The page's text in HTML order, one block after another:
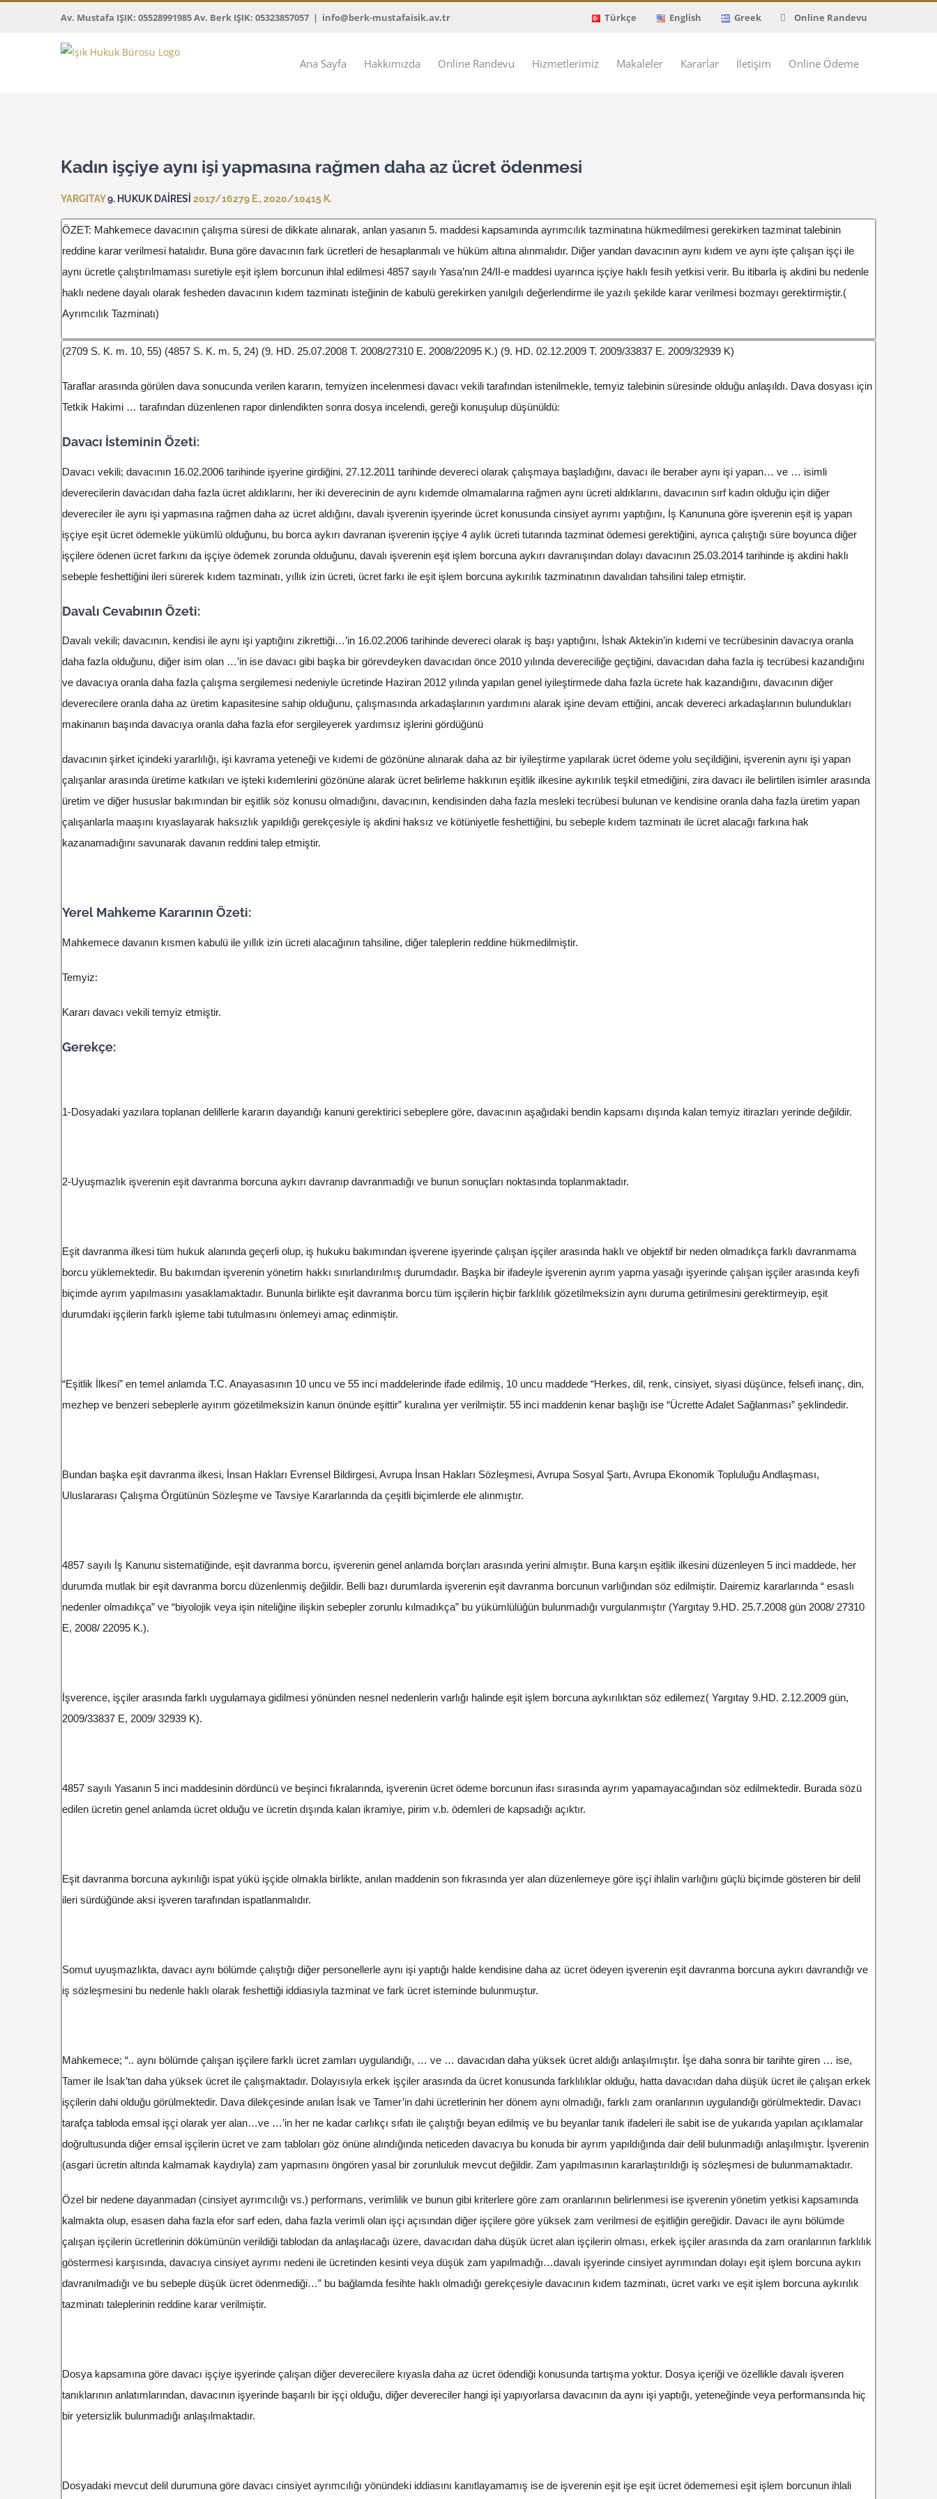
Av. Mustafa IŞIK: 05528991985 Av. Berk IŞIK: 05323857057 | info@berk-mustafaisik.av.tr Türkçe English Greek Online Randevu
Ana Sayfa Hakkımızda Online Randevu Hizmetlerimiz Makaleler Kararlar İletişim Online Ödeme
Larger
Kadın işçiye aynı işi yapmasına rağmen daha az ücret ödenmesi
YARGITAY9. HUKUK DAİRESİ 2017/16279 E., 2020/10415 K.
ÖZET: Mahkemece davacının çalışma süresi de dikkate alınarak, anlan yasanın 5. maddesi kapsamında ayrımcılık tazminatına hükmedilmesi gerekirken tazminat talebinin
reddine karar verilmesi hatalıdır. Buna göre davacının fark ücretleri de hesaplanmalı ve hüküm altına alınmalıdır. Diğer yandan davacının aynı kıdem ve aynı işte çalışan işçi ile
aynı ücretle çalıştırılmaması suretiyle eşit işlem borcunun ihlal edilmesi 4857 sayılı Yasa’nın 24/II-e maddesi uyarınca işçiye haklı fesih yetkisi verir. Bu itibarla iş akdini bu nedenle
haklı nedene dayalı olarak fesheden davacının kıdem tazminatı isteğinin de kabulü gerekirken yanılgılı değerlendirme ile yazılı şekilde karar verilmesi bozmayı gerektirmiştir.(
Ayrımcılık Tazminatı)
(2709 S. K. m. 10, 55) (4857 S. K. m. 5, 24) (9. HD. 25.07.2008 T. 2008/27310 E. 2008/22095 K.) (9. HD. 02.12.2009 T. 2009/33837 E. 2009/32939 K)
Taraflar arasında görülen dava sonucunda verilen kararın, temyizen incelenmesi davacı vekili tarafından istenilmekle, temyiz talebinin süresinde olduğu anlaşıldı. Dava dosyası için
Tetkik Hakimi … tarafından düzenlenen rapor dinlendikten sonra dosya incelendi, gereği konuşulup düşünüldü:
Davacı İsteminin Özeti:
Davacı vekili; davacının 16.02.2006 tarihinde işyerine girdiğini, 27.12.2011 tarihinde devereci olarak çalışmaya başladığını, davacı ile beraber aynı işi yapan… ve … isimli
deverecilerin davacıdan daha fazla ücret aldıklarını, her iki deverecinin de aynı kıdemde olmamalarına rağmen aynı ücreti aldıklarını, davacının sırf kadın olduğu için diğer
devereciler ile aynı işi yapmasına rağmen daha az ücret aldığını, davalı işverenin işyerinde ücret konusunda cinsiyet ayrımı yaptığını, İş Kanununa göre işverenin eşit iş yapan
işçiye eşit ücret ödemekle yükümlü olduğunu, bu borca aykırı davranan işverenin işçiye 4 aylık ücreti tutarında tazminat ödemesi gerektiğini, ayrıca çalıştığı süre boyunca diğer
işçilere ödenen ücret farkını da işçiye ödemek zorunda olduğunu, davalı işverenin eşit işlem borcuna aykırı davranışından dolayı davacının 25.03.2014 tarihinde iş akdini haklı
sebeple feshettiğini ileri sürerek kıdem tazminatı, yıllık izin ücreti, ücret farkı ile eşit işlem borcuna aykırılık tazminatının davalıdan tahsilini talep etmiştir.
Davalı Cevabının Özeti:
Davalı vekili; davacının, kendisi ile aynı işi yaptığını zikrettiği…’in 16.02.2006 tarihinde devereci olarak iş başı yaptığını, İshak Aktekin’in kıdemi ve tecrübesinin davacıya oranla
daha fazla olduğunu, diğer isim olan …’in ise davacı gibi başka bir görevdeyken davacıdan önce 2010 yılında devereciliğe geçtiğini, davacıdan daha fazla iş tecrübesi kazandığını
ve davacıya oranla daha fazla çalışma sergilemesi nedeniyle ücretinde Haziran 2012 yılında yapılan genel iyileştirmede daha fazla ücrete hak kazandığını, davacının diğer
deverecilere oranla daha az üretim kapasitesine sahip olduğunu, çalışmasında arkadaşlarının yardımını alarak işine devam ettiğini, ancak devereci arkadaşlarının bulundukları
makinanın başında davacıya oranla daha fazla efor sergileyerek yardımsız işlerini gördüğünü
davacının şirket içindeki yararlılığı, işi kavrama yeteneği ve kıdemi de gözönüne alınarak daha az bir iyileştirme yapılarak ücret ödeme yolu seçildiğini, işverenin aynı işi yapan
çalışanlar arasında üretime katkıları ve işteki kıdemlerini gözönüne alarak ücret belirleme hakkının eşitlik ilkesine aykırılık teşkil etmediğini, zira davacı ile belirtilen isimler arasında
üretim ve diğer hususlar bakımından bir eşitlik söz konusu olmadığını, davacının, kendisinden daha fazla mesleki tecrübesi bulunan ve kendisine oranla daha fazla üretim yapan
çalışanlarla maaşını kıyaslayarak haksızlık yapıldığı gerekçesiyle iş akdini haksız ve kötüniyetle feshettiğini, bu sebeple kıdem tazminatı ile ücret alacağı farkına hak
kazanamadığını savunarak davanın reddini talep etmiştir.
Yerel Mahkeme Kararının Özeti:
Mahkemece davanın kısmen kabulü ile yıllık izin ücreti alacağının tahsiline, diğer taleplerin reddine hükmedilmiştir.
Temyiz:
Kararı davacı vekili temyiz etmiştir.
Gerekçe:
1-Dosyadaki yazılara toplanan delillerle kararın dayandığı kanuni gerektirici sebeplere göre, davacının aşağıdaki bendin kapsamı dışında kalan temyiz itirazları yerinde değildir.
2-Uyuşmazlık işverenin eşit davranma borcuna aykırı davranıp davranmadığı ve bunun sonuçları noktasında toplanmaktadır.
Eşit davranma ilkesi tüm hukuk alanında geçerli olup, iş hukuku bakımından işverene işyerinde çalışan işçiler arasında haklı ve objektif bir neden olmadıkça farklı davranmama
borcu yüklemektedir. Bu bakımdan işverenin yönetim hakkı sınırlandırılmış durumdadır. Başka bir ifadeyle işverenin ayrım yapma yasağı işyerinde çalışan işçiler arasında keyfi
biçimde ayrım yapılmasını yasaklamaktadır. Bununla birlikte eşit davranma borcu tüm işçilerin hiçbir farklılık gözetilmeksizin aynı duruma getirilmesini gerektirmeyip, eşit
durumdaki işçilerin farklı işleme tabi tutulmasını önlemeyi amaç edinmiştir.
“Eşitlik İlkesi” en temel anlamda T.C. Anayasasının 10 uncu ve 55 inci maddelerinde ifade edilmiş, 10 uncu maddede “Herkes, dil, renk, cinsiyet, siyasi düşünce, felsefi inanç, din,
mezhep ve benzeri sebeplerle ayırım gözetilmeksizin kanun önünde eşittir” kuralına yer verilmiştir. 55 inci maddenin kenar başlığı ise “Ücrette Adalet Sağlanması” şeklindedir.
Bundan başka eşit davranma ilkesi, İnsan Hakları Evrensel Bildirgesi, Avrupa İnsan Hakları Sözleşmesi, Avrupa Sosyal Şartı, Avrupa Ekonomik Topluluğu Andlaşması,
Uluslararası Çalışma Örgütünün Sözleşme ve Tavsiye Kararlarında da çeşitli biçimlerde ele alınmıştır.
4857 sayılı İş Kanunu sistematiğinde, eşit davranma borcu, işverenin genel anlamda borçları arasında yerini almıştır. Buna karşın eşitlik ilkesini düzenleyen 5 inci maddede, her
durumda mutlak bir eşit davranma borcu düzenlenmiş değildir. Belli bazı durumlarda işverenin eşit davranma borcunun varlığından söz edilmiştir. Dairemiz kararlarında “ esaslı
nedenler olmadıkça” ve “biyolojik veya işin niteliğine ilişkin sebepler zorunlu kılmadıkça” bu yükümlülüğün bulunmadığı vurgulanmıştır (Yargıtay 9.HD. 25.7.2008 gün 2008/ 27310
E, 2008/ 22095 K.).
İşverence, işçiler arasında farklı uygulamaya gidilmesi yönünden nesnel nedenlerin varlığı halinde eşit işlem borcuna aykırılıktan söz edilemez( Yargıtay 9.HD. 2.12.2009 gün,
2009/33837 E, 2009/ 32939 K).
4857 sayılı Yasanın 5 inci maddesinin dördüncü ve beşinci fıkralarında, işverenin ücret ödeme borcunun ifası sırasında ayrım yapamayacağından söz edilmektedir. Burada sözü
edilen ücretin genel anlamda ücret olduğu ve ücretin dışında kalan ikramiye, pirim v.b. ödemleri de kapsadığı açıktır.
Eşit davranma borcuna aykırılığı ispat yükü işçide olmakla birlikte, anılan maddenin son fıkrasında yer alan düzenlemeye göre işçi ihlalin varlığını güçlü biçimde gösteren bir delil
ileri sürdüğünde aksi işveren tarafından ispatlanmalıdır.
Somut uyuşmazlıkta, davacı aynı bölümde çalıştığı diğer personellerle aynı işi yaptığı halde kendisine daha az ücret ödeyen işverenin eşit davranma borcuna aykırı davrandığı ve
iş sözleşmesini bu nedenle haklı olarak feshettiği iddiasıyla tazminat ve fark ücret isteminde bulunmuştur.
Mahkemece; “.. aynı bölümde çalışan işçilere farklı ücret zamları uygulandığı, … ve … davacıdan daha yüksek ücret aldığı anlaşılmıştır. İşe daha sonra bir tarihte giren … ise,
Tamer ile İsak’tan daha yüksek ücret ile çalışmaktadır. Dolayısıyla erkek işçiler arasında da ücret konusunda farklılıklar olduğu, hatta davacıdan daha düşük ücret ile çalışan erkek
işçilerin dahi olduğu görülmektedir. Dava dilekçesinde anılan İsak ve Tamer’in dahi ücretlerinin her dönem aynı olmadığı, farklı zam oranlarının uygulandığı görülmektedir. Davacı
tarafça tabloda emsal işçi olarak yer alan…ve …’in her ne kadar carlıkçı sıfatı ile çalıştığı beyan edilmiş ve bu beyanlar tanık ifadeleri ile sabit ise de yukarıda yapılan açıklamalar
doğrultusunda diğer emsal işçilerin ücret ve zam tabloları göz önüne alındığında neticeden davacıya bu konuda bir ayrım yapıldığında dair delil bulunmadığı anlaşılmıştır. İşverenin
(asgari ücretin altında kalmamak kaydıyla) zam yapmasını öngören yasal bir zorunluluk mevcut değildir. Zam yapılmasının kararlaştırıldığı iş sözleşmesi de bulunmamaktadır.
Özel bir nedene dayanmadan (cinsiyet ayrımcılığı vs.) performans, verimlilik ve bunun gibi kriterlere göre zam oranlarının belirlenmesi ise işverenin yönetim yetkisi kapsamında
kalmakta olup, esasen daha fazla efor sarf eden, daha fazla verimli olan işçi açısından diğer işçilere göre yüksek zam verilmesi de eşitliğin gereğidir. Davacı ile aynı bölümde
çalışan işçilerin ücretlerinin dökümünün verildiği tablodan da anlaşılacağı üzere, davacıdan daha düşük ücret alan işçilerin olması, erkek işçiler arasında da zam oranlarının farklılık
göstermesi karşısında, davacıya cinsiyet ayrımı nedeni ile ücretinden kesinti veya düşük zam yapılmadığı…davalı işyerinde cinsiyet ayrımından dolayı eşit işlem borcuna aykırı
davranılmadığı ve bu sebeple düşük ücret ödenmediği…” bu bağlamda fesihte haklı olmadığı gerekçesiyle davacının kıdem tazminatı, ücret varkı ve eşit işlem borcuna aykırılık
tazminatı taleplerinin reddine karar verilmiştir.
Dosya kapsamına göre davacı işçiye işyerinde çalışan diğer deverecilere kıyasla daha az ücret ödendiği konusunda tartışma yoktur. Dosya içeriği ve özellikle davalı işveren
tanıklarının anlatımlarından, davacının işyerinde başarılı bir işçi olduğu, diğer devereciler hangi işi yapıyorlarsa davacının da aynı işi yaptığı, yeteneğinde veya performansında hiç
bir yetersizlik bulunmadığı anlaşılmaktadır.
Dosyadaki mevcut delil durumuna göre davacı cinsiyet ayrımcılığı yönündeki iddiasını kanıtlayamamış ise de işverenin eşit işe eşit ücret ödememesi eşit işlem borcunun ihlali